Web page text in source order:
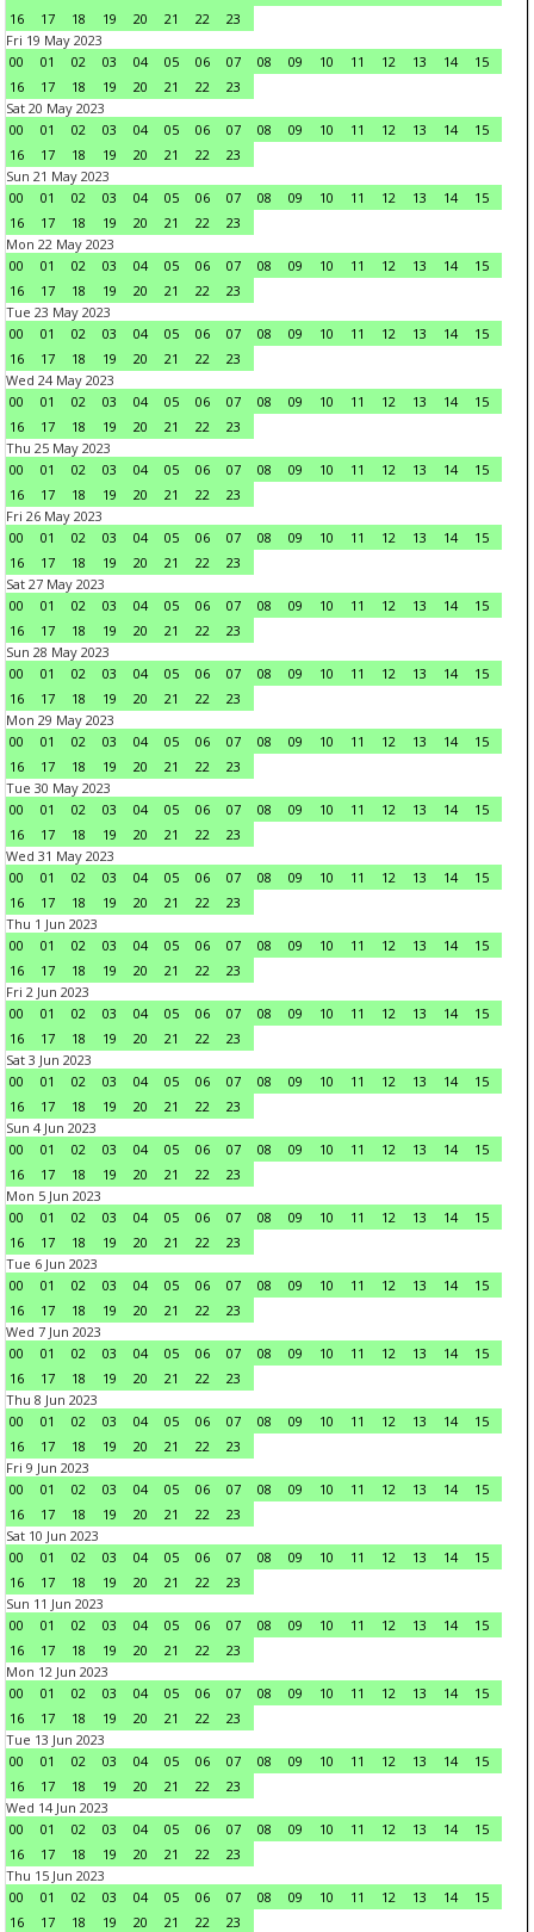
16
17 18 19 20 21 22
23
Fri 19 May 2023
00
01 02 03 04 05 06 07 08 09 10 11 12 13 14
15
16
17 18 19 20 21 22
23
Sat 20 May 2023
00
01 02 03 04 05 06 07 08 09 10 11 12 13 14
15
16
17 18 19 20 21 22
23
Sun 21 May 2023
00
01 02 03 04 05 06 07 08 09 10 11 12 13 14
15
16
17 18 19 20 21 22
23
Mon 22 May 2023
00
01 02 03 04 05 06 07 08 09 10 11 12 13 14
15
16
17 18 19 20 21 22
23
Tue 23 May 2023
00
01 02 03 04 05 06 07 08 09 10 11 12 13 14
15
16
17 18 19 20 21 22
23
Wed 24 May 2023
00
01 02 03 04 05 06 07 08 09 10 11 12 13 14
15
16
17 18 19 20 21 22
23
Thu 25 May 2023
00
01 02 03 04 05 06 07 08 09 10 11 12 13 14
15
16
17 18 19 20 21 22
23
Fri 26 May 2023
00
01 02 03 04 05 06 07 08 09 10 11 12 13 14
15
16
17 18 19 20 21 22
23
Sat 27 May 2023
00
01 02 03 04 05 06 07 08 09 10 11 12 13 14
15
16
17 18 19 20 21 22
23
Sun 28 May 2023
00
01 02 03 04 05 06 07 08 09 10 11 12 13 14
15
16
17 18 19 20 21 22
23
Mon 29 May 2023
00
01 02 03 04 05 06 07 08 09 10 11 12 13 14
15
16
17 18 19 20 21 22
23
Tue 30 May 2023
00
01 02 03 04 05 06 07 08 09 10 11 12 13 14
15
16
17 18 19 20 21 22
23
Wed 31 May 2023
00
01 02 03 04 05 06 07 08 09 10 11 12 13 14
15
16
17 18 19 20 21 22
23
Thu 1 Jun 2023
00
01 02 03 04 05 06 07 08 09 10 11 12 13 14
15
16
17 18 19 20 21 22
23
Fri 2 Jun 2023
00
01 02 03 04 05 06 07 08 09 10 11 12 13 14
15
16
17 18 19 20 21 22
23
Sat 3 Jun 2023
00
01 02 03 04 05 06 07 08 09 10 11 12 13 14
15
16
17 18 19 20 21 22
23
Sun 4 Jun 2023
00
01 02 03 04 05 06 07 08 09 10 11 12 13 14
15
16
17 18 19 20 21 22
23
Mon 5 Jun 2023
00
01 02 03 04 05 06 07 08 09 10 11 12 13 14
15
16
17 18 19 20 21 22
23
Tue 6 Jun 2023
00
01 02 03 04 05 06 07 08 09 10 11 12 13 14
15
16
17 18 19 20 21 22
23
Wed 7 Jun 2023
00
01 02 03 04 05 06 07 08 09 10 11 12 13 14
15
16
17 18 19 20 21 22
23
Thu 8 Jun 2023
00
01 02 03 04 05 06 07 08 09 10 11 12 13 14
15
16
17 18 19 20 21 22
23
Fri 9 Jun 2023
00
01 02 03 04 05 06 07 08 09 10 11 12 13 14
15
16
17 18 19 20 21 22
23
Sat 10 Jun 2023
00
01 02 03 04 05 06 07 08 09 10 11 12 13 14
15
16
17 18 19 20 21 22
23
Sun 11 Jun 2023
00
01 02 03 04 05 06 07 08 09 10 11 12 13 14
15
16
17 18 19 20 21 22
23
Mon 12 Jun 2023
00
01 02 03 04 05 06 07 08 09 10 11 12 13 14
15
16
17 18 19 20 21 22
23
Tue 13 Jun 2023
00
01 02 03 04 05 06 07 08 09 10 11 12 13 14
15
16
17 18 19 20 21 22
23
Wed 14 Jun 2023
00
01 02 03 04 05 06 07 08 09 10 11 12 13 14
15
16
17 18 19 20 21 22
23
Thu 15 Jun 2023
00
01 02 03 04 05 06 07 08 09 10 11 12 13 14
15
16
17 18 19 20 21 22
23